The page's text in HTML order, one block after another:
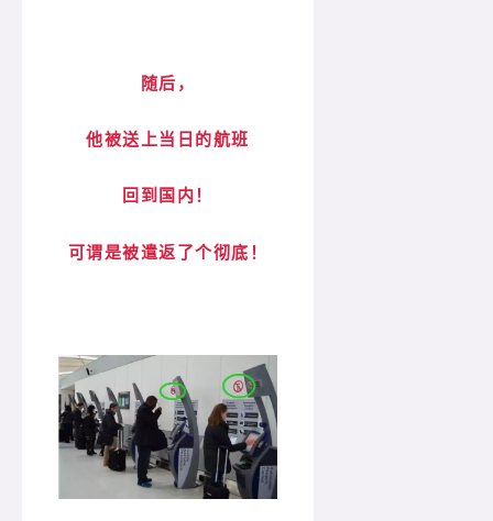
随后，
他被送上当日的航班
回到国内！
可谓是被遣返了个彻底！